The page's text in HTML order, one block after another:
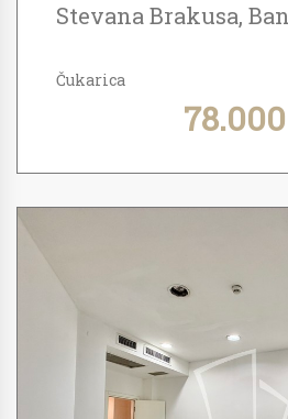
Stevana Brakusa,
Čukarica